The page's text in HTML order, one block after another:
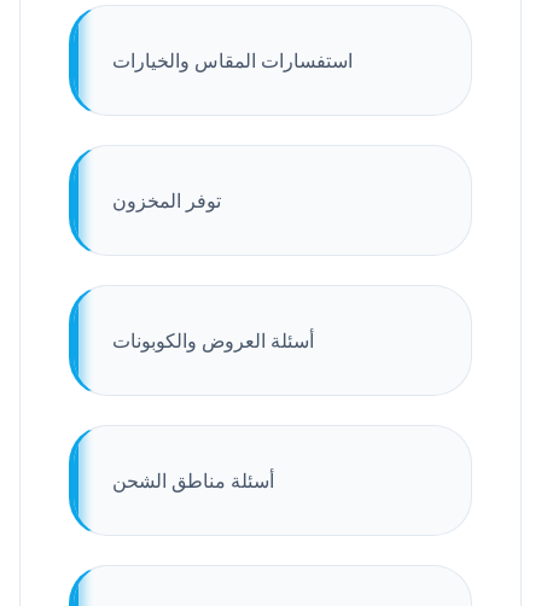
استفسارات المقاس والخيارات
توفر المخزون
أسئلة العروض والكوبونات
أسئلة مناطق الشحن